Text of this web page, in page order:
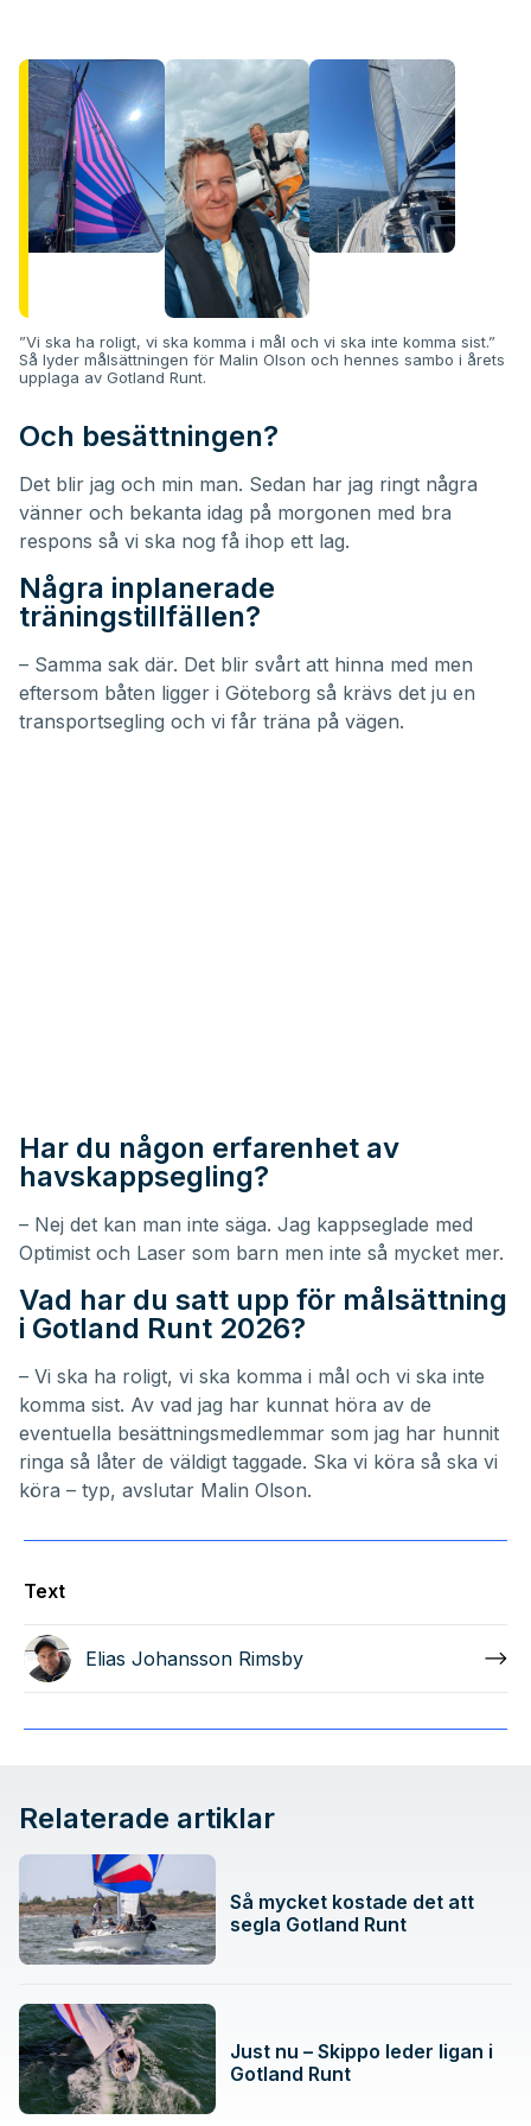
”Vi ska ha roligt, vi ska komma i mål och vi ska inte komma sist.”
Så lyder målsättningen för Malin Olson och hennes sambo i årets
upplaga av Gotland Runt.
Och besättningen?
Det blir jag och min man. Sedan har jag ringt några
vänner och bekanta idag på morgonen med bra
respons så vi ska nog få ihop ett lag.
Några inplanerade
träningstillfällen?
– Samma sak där. Det blir svårt att hinna med men
eftersom båten ligger i Göteborg så krävs det ju en
transportsegling och vi får träna på vägen.
Har du någon erfarenhet av
havskappsegling?
– Nej det kan man inte säga. Jag kappseglade med
Optimist och Laser som barn men inte så mycket mer.
Vad har du satt upp för målsättning
i Gotland Runt 2026?
– Vi ska ha roligt, vi ska komma i mål och vi ska inte
komma sist. Av vad jag har kunnat höra av de
eventuella besättningsmedlemmar som jag har hunnit
ringa så låter de väldigt taggade. Ska vi köra så ska vi
köra – typ, avslutar Malin Olson.
Text
Elias Johansson Rimsby
Relaterade artiklar
Så mycket kostade det att
segla Gotland Runt
Just nu – Skippo leder ligan i
Gotland Runt